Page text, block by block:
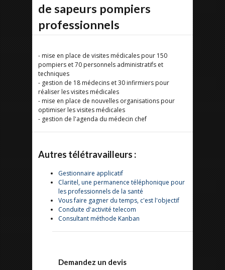
de sapeurs pompiers
professionnels
- mise en place de visites médicales pour 150
pompiers et 70 personnels administratifs et
techniques
- gestion de 18 médecins et 30 infirmiers pour
réaliser les visites médicales
- mise en place de nouvelles organisations pour
optimiser les visites médicales
- gestion de l'agenda du médecin chef
Autres télétravailleurs :
Gestionnaire applicatif
Claritel, une permanence téléphonique pour
les professionnels de la santé
Vous faire gagner du temps, c'est l'objectif
Conduite d'activité telecom
Consultant méthode Kanban
Demandez un devis